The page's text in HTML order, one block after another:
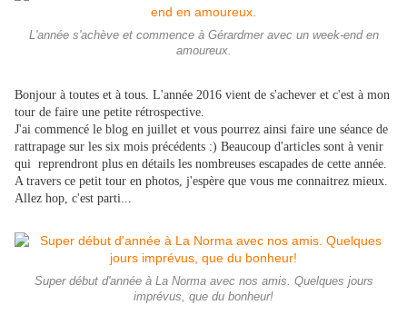
L'année s'achève et commence à Gérardmer avec un week-end en
amoureux.
Bonjour à toutes et à tous. L'année 2016 vient de s'achever et c'est à mon
tour de faire une petite rétrospective.
J'ai commencé le blog en juillet et vous pourrez ainsi faire une séance de
rattrapage sur les six mois précédents :) Beaucoup d'articles sont à venir
qui reprendront plus en détails les nombreuses escapades de cette année.
A travers ce petit tour en photos, j'espère que vous me connaitrez mieux.
Allez hop, c'est parti...
Super début d'année à La Norma avec nos amis. Quelques jours
imprévus, que du bonheur!